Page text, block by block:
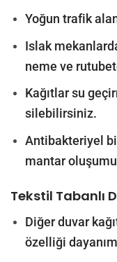
Yoğun trafik
Islak
neme ve
Kağıtlar su
silebilirsiniz.
Antibakteriyel
mantar
Tekstil Tabanlı
Diğer duvar
özelliği